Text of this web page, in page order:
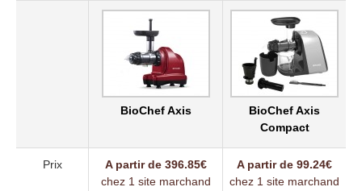
x
x
BioChef Axis
BioChef Axis
Compact
Prix
A partir de 396.85€
chez 1 site marchand
A partir de 99.24€
chez 1 site marchand